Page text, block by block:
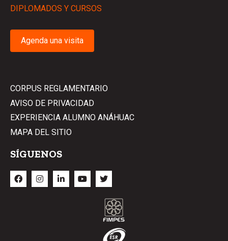
DIPLOMADOS Y CURSOS
Agenda una visita
CORPUS REGLAMENTARIO
AVISO DE PRIVACIDAD
EXPERIENCIA ALUMNO ANÁHUAC
MAPA DEL SITIO
SÍGUENOS